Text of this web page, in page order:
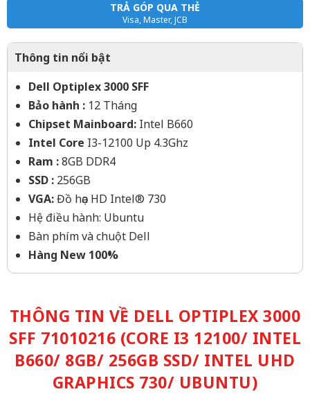
TRẢ GÓP QUA THẺ
Visa, Master, JCB
Thông tin nổi bật
Dell Optiplex 3000 SFF
Bảo hành : 12 Tháng
Chipset Mainboard: Intel B660
Intel Core I3-12100 Up 4.3Ghz
Ram :8GB DDR4
SSD : 256GB
VGA:Đồ họa HD Intel® 730
Hệ điều hành: Ubuntu
Bàn phím và chuột Dell
Hàng New 100%
THÔNG TIN VỀ DELL OPTIPLEX 3000
SFF 71010216 (CORE I3 12100/ INTEL
B660/ 8GB/ 256GB SSD/ INTEL UHD
GRAPHICS 730/ UBUNTU)